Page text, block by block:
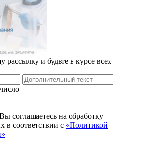
и будьте в курсе всех
соглашаетесь на обработку
в соответствии с «Политикой